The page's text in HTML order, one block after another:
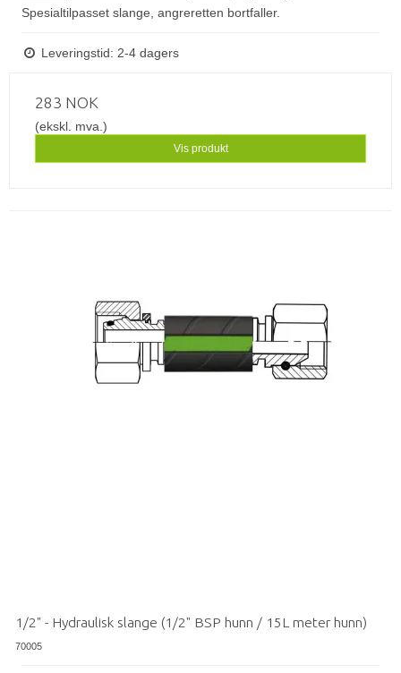
Spesialtilpasset slange, angreretten bortfaller.
Leveringstid: 2-4 dagers
283 NOK
(ekskl. mva.)
Vis produkt
1/2" - Hydraulisk slange (1/2" BSP hunn / 15L meter hunn)
70005